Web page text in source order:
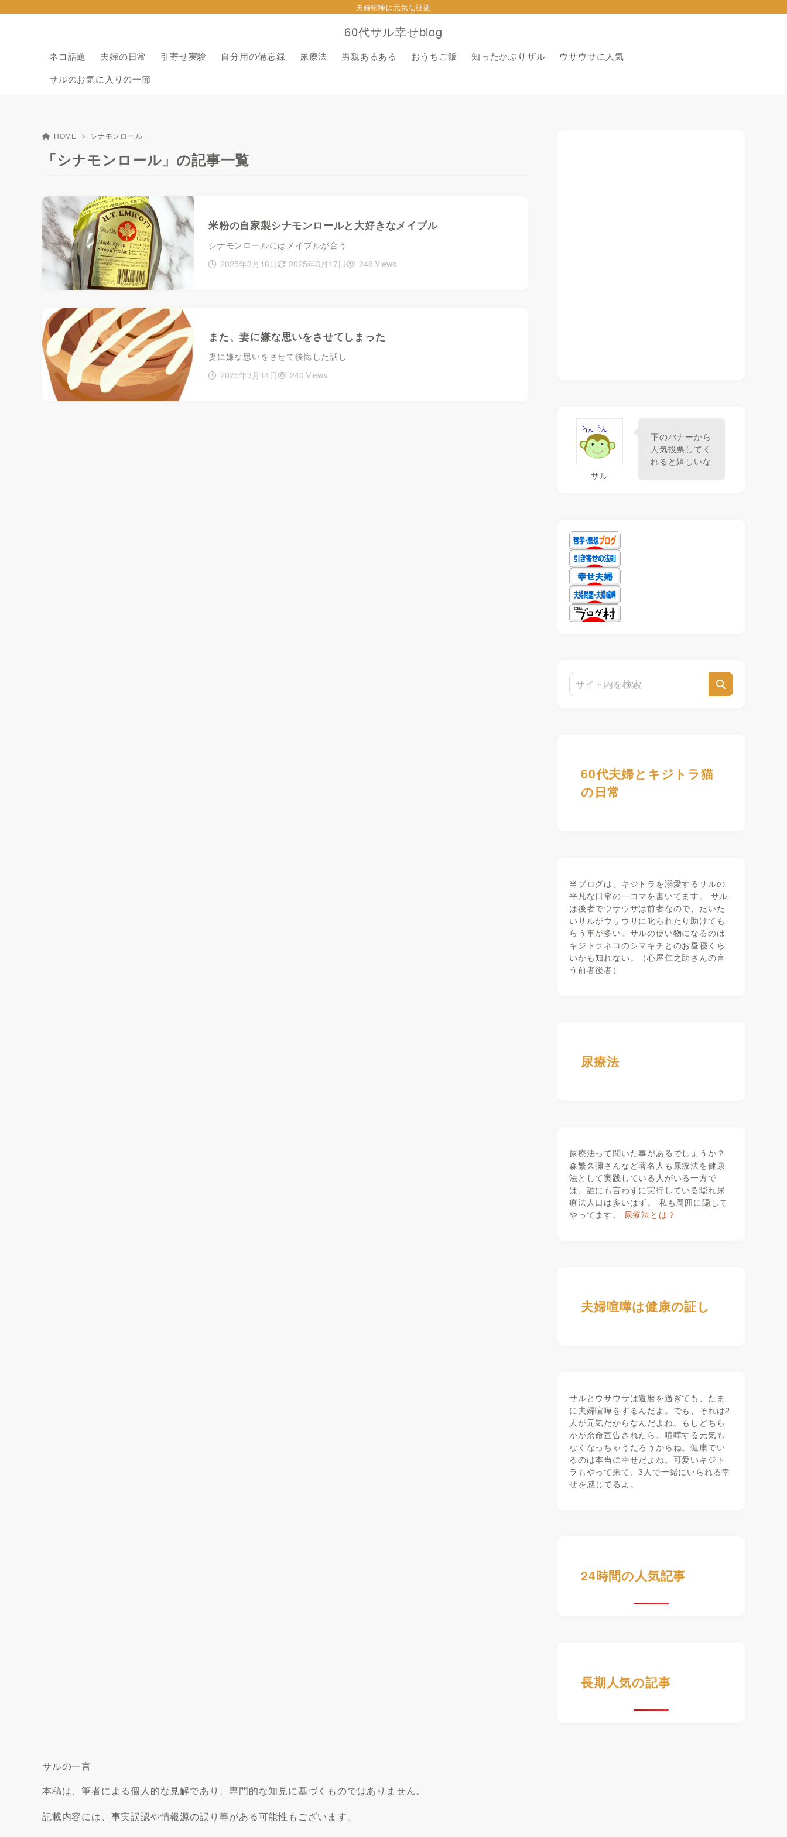
60代サル幸せblog
夫婦喧嘩は元気な証拠
ネコ話題 夫婦の日常 引寄せ実験 自分用の備忘録 尿療法 男親あるある おうちご飯 知ったかぶりザル
ウサウサに人気
サルのお気に入りの一節
HOME シナモンロール
「シナモンロール」の記事一覧
米粉の自家製シナモンロールと大好きなメイプル
シナモンロールにはメイプルが合う
2025年3月16日
2025年3月17日 248 Views
また、妻に嫌な思いをさせてしまった
妻に嫌な思いをさせて後悔した話し
2025年3月14日
240 Views
サル
下のバナーから
人気投票してく
れると嬉しいな
60代夫婦とキジトラ猫
の日常
当ブログは、キジトラを溺愛するサルの
平凡な日常の一コマを書いてます。 サル
は後者でウサウサは前者なので、だいた
いサルがウサウサに叱られたり助けても
らう事が多い。サルの使い物になるのは
キジトラネコのシマキチとのお昼寝くら
いかも知れない。（心屋仁之助さんの言
う前者後者）
尿療法
尿療法って聞いた事があるでしょうか？
森繁久彌さんなど著名人も尿療法を健康
法として実践している人がいる一方で
は、誰にも言わずに実行している隠れ尿
療法人口は多いはず。 私も周囲に隠して
やってます。
尿療法とは？
夫婦喧嘩は健康の証し
サルとウサウサは還暦を過ぎても、たま
に夫婦喧嘩をするんだよ。でも、それは2
人が元気だからなんだよね。もしどちら
かが余命宣告されたら、喧嘩する元気も
なくなっちゃうだろうからね。健康でい
るのは本当に幸せだよね。可愛いキジト
ラもやって来て、3人で一緒にいられる幸
せを感じてるよ。
24時間の人気記事
長期人気の記事
サルの一言
本稿は、筆者による個人的な見解であり、専門的な知見に基づくものではありません。
記載内容には、事実誤認や情報源の誤り等がある可能性もございます。